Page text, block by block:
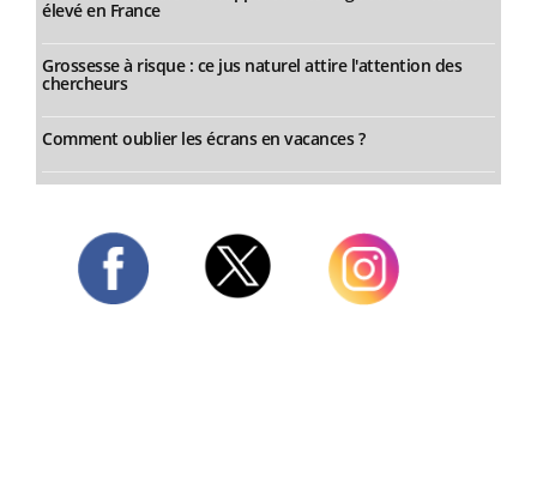
élevé en France
Grossesse à risque : ce jus naturel attire l'attention des
chercheurs
Comment oublier les écrans en vacances ?